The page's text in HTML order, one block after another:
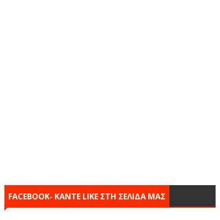
FACEBOOK- KANTE LIKE ΣΤΗ ΣΕΛΙΔΑ ΜΑΣ